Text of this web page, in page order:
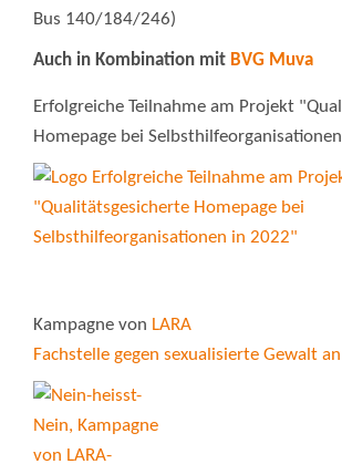
Bus 140/184/246)
Auch in Kombination mit BVG Muva
Erfolgreiche Teilnahme am Projekt
Homepage bei
Kampagne von LARA
Fachstelle gegen sexualisierte Gewalt